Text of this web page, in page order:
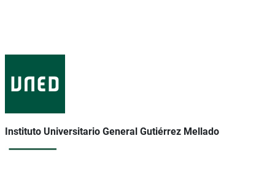
Instituto Universitario General Gutiérrez Mellado